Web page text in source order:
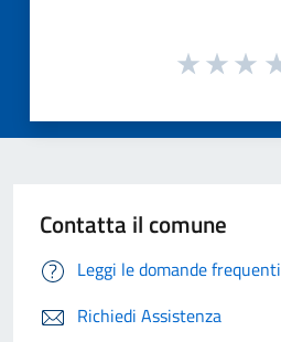
Contatta il comune
Leggi le domande frequenti
Richiedi Assistenza